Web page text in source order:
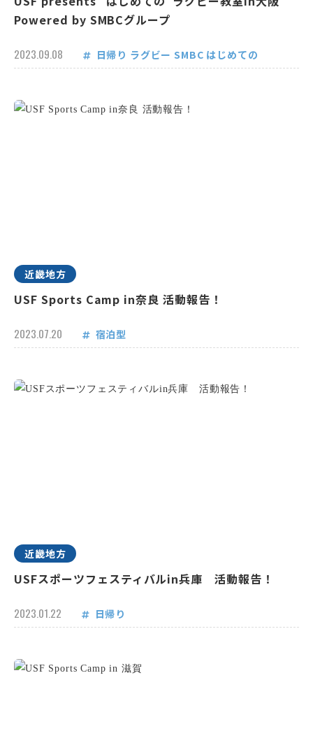
Powered by SMBCグループ
2023.09.08 日帰り ラグビー SMBC はじめての
近畿地方
USF Sports Camp in奈良 活動報告！
2023.07.20 宿泊型
近畿地方
USFスポーツフェスティバルin兵庫 活動報告！
2023.01.22 日帰り